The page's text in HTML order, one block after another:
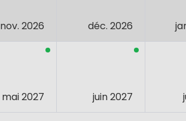
nov. 2026 déc. 2026
mai 2027 juin 2027